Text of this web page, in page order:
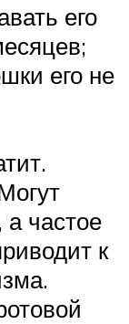
его
его не
а частое
к